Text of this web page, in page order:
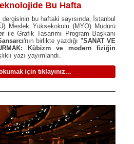
Bu Hafta
bu haftaki sayısında; İstanbul
Meslek Yüksekokulu (MYO) Müdürü
ile Grafik Tasarımı Program Başkanı
'nın birlikte yazdığı "SANAT VE
Kübizm ve modern fiziğin
yazı yayımlandı.
için tıklayınız...